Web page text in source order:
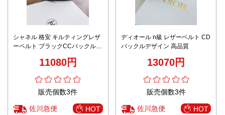
シャネル 格安 キルティングレザ
ーベルト ブラックCCバックル仕
11080円
販売個数3件
佐川急便 HOT
ディオール n級 レザーベルト CD
バックルデザイン 高品質
13070円
販売個数3件
佐川急便 HOT